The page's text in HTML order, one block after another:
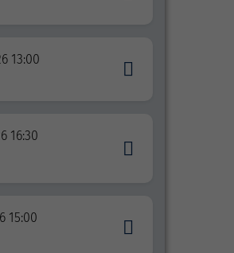
13:00
16:30
15:00